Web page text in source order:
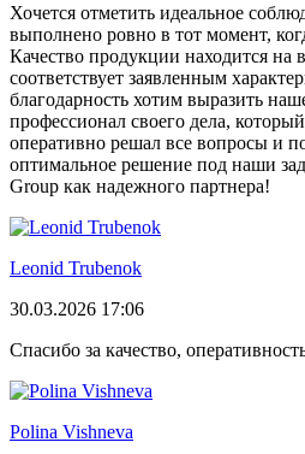
Хочется отметить идеальное
выполнено ровно в тот момент,
Качество продукции находится
соответствует заявленным
благодарность хотим выразить
профессионал своего дела,
оперативно решал все вопросы и
оптимальное решение под наши
Group как надежного партнера!
Leonid Trubenok
30.03.2026 17:06
Спасибо за качество,
Polina Vishneva